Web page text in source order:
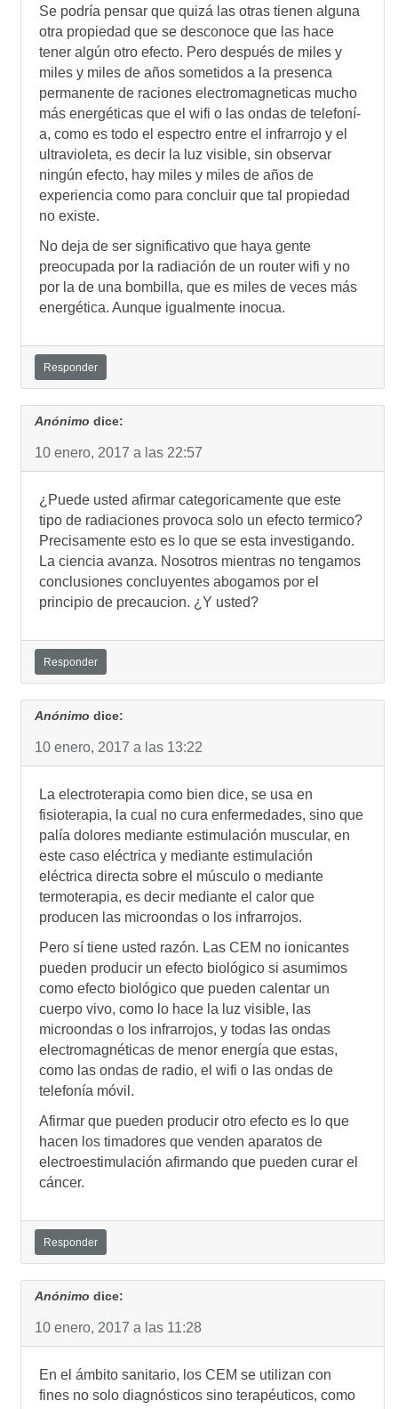
Se podrí­a pensar que quizá las otras tienen alguna
otra propiedad que se desconoce que las hace
tener algún otro efecto. Pero después de miles y
miles y miles de años sometidos a la presenca
permanente de raciones electromagneticas mucho
más energéticas que el wifi o las ondas de telefoní­
a, como es todo el espectro entre el infrarrojo y el
ultravioleta, es decir la luz visible, sin observar
ningún efecto, hay miles y miles de años de
experiencia como para concluir que tal propiedad
no existe.
No deja de ser significativo que haya gente
preocupada por la radiación de un router wifi y no
por la de una bombilla, que es miles de veces más
energética. Aunque igualmente inocua.
Responder
Anónimo dice:
10 enero, 2017 a las 22:57
¿Puede usted afirmar categoricamente que este
tipo de radiaciones provoca solo un efecto termico?
Precisamente esto es lo que se esta investigando.
La ciencia avanza. Nosotros mientras no tengamos
conclusiones concluyentes abogamos por el
principio de precaucion. ¿Y usted?
Responder
Anónimo dice:
10 enero, 2017 a las 13:22
La electroterapia como bien dice, se usa en
fisioterapia, la cual no cura enfermedades, sino que
palí­a dolores mediante estimulación muscular, en
este caso eléctrica y mediante estimulación
eléctrica directa sobre el músculo o mediante
termoterapia, es decir mediante el calor que
producen las microondas o los infrarrojos.
Pero sí­ tiene usted razón. Las CEM no ionicantes
pueden producir un efecto biológico si asumimos
como efecto biológico que pueden calentar un
cuerpo vivo, como lo hace la luz visible, las
microondas o los infrarrojos, y todas las ondas
electromagnéticas de menor energí­a que estas,
como las ondas de radio, el wifi o las ondas de
telefoní­a móvil.
Afirmar que pueden producir otro efecto es lo que
hacen los timadores que venden aparatos de
electroestimulación afirmando que pueden curar el
cáncer.
Responder
Anónimo dice:
10 enero, 2017 a las 11:28
En el ámbito sanitario, los CEM se utilizan con
fines no solo diagnósticos sino terapéuticos, como